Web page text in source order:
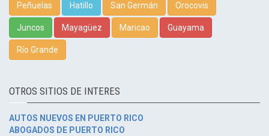
Peñuelas Hatillo San Germán Orocovis
Juncos Mayagüez Maricao Guayama
Río Grande
OTROS SITIOS DE INTERES
AUTOS NUEVOS EN PUERTO RICO
ABOGADOS DE PUERTO RICO